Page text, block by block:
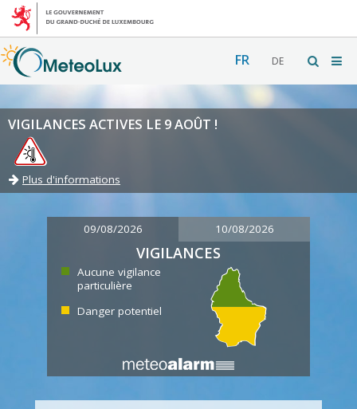
FR DE
VIGILANCES ACTIVES LE 9 AOÛT !
Plus d'informations
09/08/2026 10/08/2026
VIGILANCES
Aucune vigilance
particulière
Danger potentiel